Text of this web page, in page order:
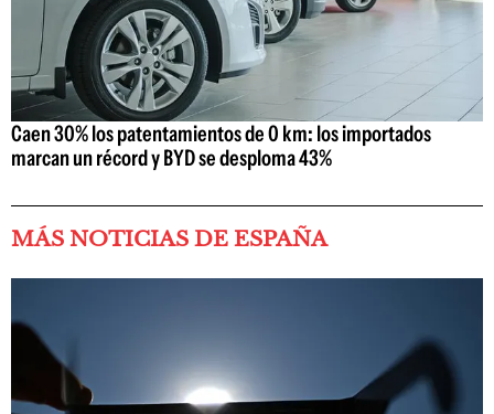
Caen 30% los patentamientos de 0 km: los importados
marcan un récord y BYD se desploma 43%
MÁS NOTICIAS DE ESPAÑA